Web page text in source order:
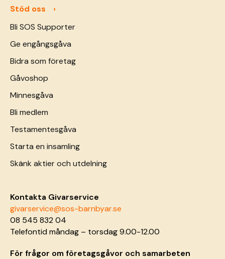
Stöd oss
Bli SOS Supporter
Ge engångsgåva
Bidra som företag
Gåvoshop
Minnesgåva
Bli medlem
Testamentesgåva
Starta en insamling
Skänk aktier och utdelning
Kontakta Givarservice
givarservice@sos-barnbyar.se
08 545 832 04
Telefontid måndag – torsdag 9.00-12.00
För frågor om företagsgåvor och samarbeten